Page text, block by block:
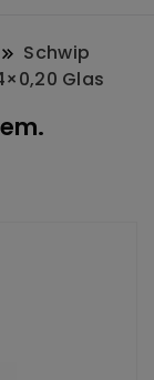
Schwip
Glas